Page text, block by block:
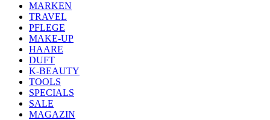
MARKEN
TRAVEL
PFLEGE
MAKE-UP
HAARE
DUFT
K-BEAUTY
TOOLS
SPECIALS
SALE
MAGAZIN